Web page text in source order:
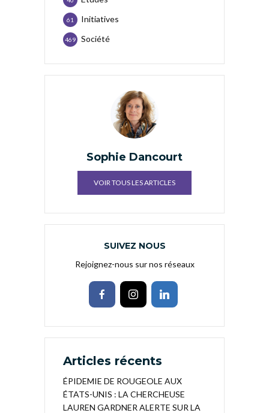
Initiatives
61
Société
469
Sophie Dancourt
VOIR TOUS LES ARTICLES
SUIVEZ NOUS
Rejoignez-nous sur nos réseaux
Articles récents
ÉPIDEMIE DE ROUGEOLE AUX
ÉTATS-UNIS : LA CHERCHEUSE
LAUREN GARDNER ALERTE SUR LA